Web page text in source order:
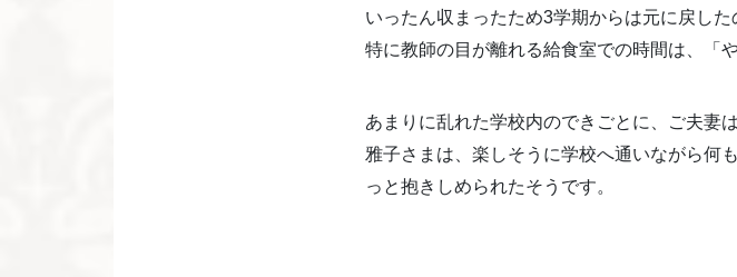
いったん収まったため3学期からは元に戻した
特に教師の目が離れる給食室での時間は、「
あまりに乱れた学校内のできごとに、ご夫妻
雅子さまは、楽しそうに学校へ通いながら何
っと抱きしめられたそうです。